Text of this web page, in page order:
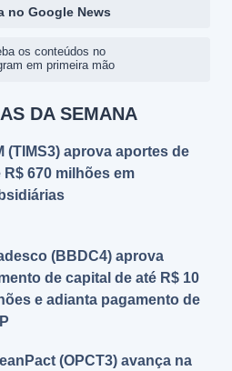
no Google News
os conteúdos no
em primeira mão
DA SEMANA
(TIMS3) aprova aportes de
R$ 670 milhões em
(BBDC4) aprova
de capital de até R$ 10
e adianta pagamento de
(OPCT3) avança na